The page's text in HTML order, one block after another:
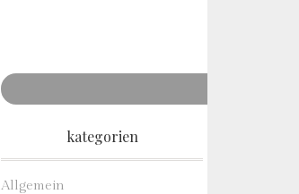
kategorien
Allgemein